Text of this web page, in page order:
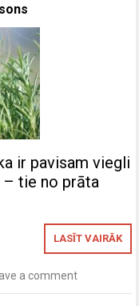
ir pavisam viegli
tie no prāta
LASĪT VAIRĀK
a comment